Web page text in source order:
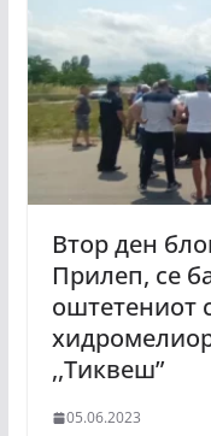
Втор ден
Прилеп, се
оштетениот
,,Тиквеш”
05.06.2023